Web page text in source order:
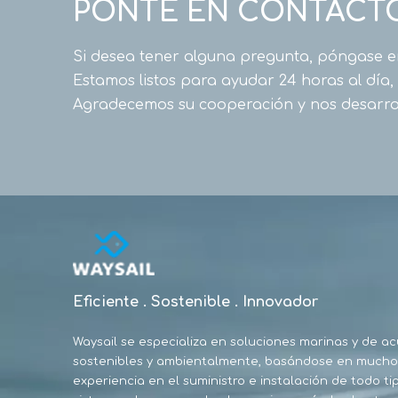
PONTE EN
Si desea tener alguna pregunta, póngase
Estamos listos para ayudar 24 horas al
Agradecemos su cooperación y nos
Eficiente . Sostenible . Innovador
Waysail se especializa en soluciones marinas y de
sostenibles y ambientalmente, basándose en
experiencia en el suministro e instalación de todo